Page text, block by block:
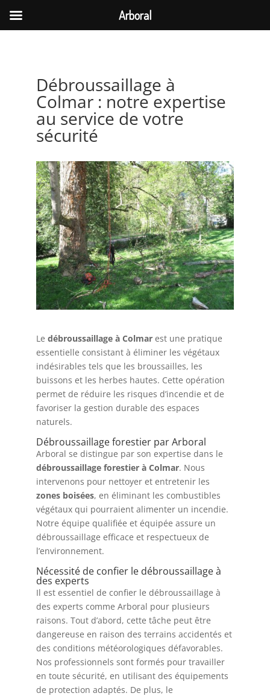
Débroussaillage à
Colmar : notre expertise
au service de votre
sécurité
Le débroussaillage à Colmarest une pratique
essentielle consistant à éliminer les végétaux
indésirables tels que les broussailles, les
buissons et les herbes hautes. Cette opération
permet de réduire les risques d’incendie et de
favoriser la gestion durable des espaces
naturels.
Débroussaillage forestier par Arboral
Arboral se distingue par son expertise dans le
débroussaillage forestier à Colmar. Nous
intervenons pour nettoyer et entretenir les
zones boisées, en éliminant les combustibles
végétaux qui pourraient alimenter un incendie.
Notre équipe qualifiée et équipée assure un
débroussaillage efficace et respectueux de
l’environnement.
Nécessité de confier le débroussaillage à
des experts
Il est essentiel de confier le débroussaillage à
des experts comme Arboral pour plusieurs
raisons. Tout d’abord, cette tâche peut être
dangereuse en raison des terrains accidentés et
des conditions météorologiques défavorables.
Nos professionnels sont formés pour travailler
en toute sécurité, en utilisant des équipements
de protection adaptés. De plus, le
Arboral